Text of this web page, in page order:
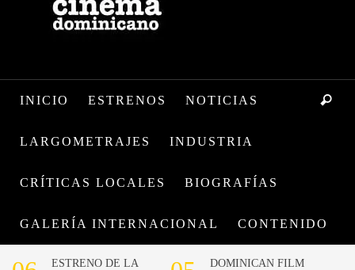
INICIO ESTRENOS NOTICIAS
LARGOMETRAJES INDUSTRIA
CRÍTICAS LOCALES BIOGRAFÍAS
GALERÍA INTERNACIONAL CONTENIDO